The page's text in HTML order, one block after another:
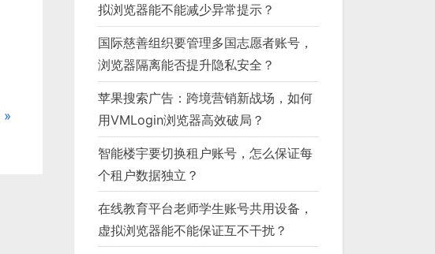
拟浏览器能不能减少异常提示？
国际慈善组织要管理多国志愿者账号，
浏览器隔离能否提升隐私安全？
苹果搜索广告：跨境营销新战场，如何
用VMLogin浏览器高效破局？
智能楼宇要切换租户账号，怎么保证每
个租户数据独立？
在线教育平台老师学生账号共用设备，
虚拟浏览器能不能保证互不干扰？